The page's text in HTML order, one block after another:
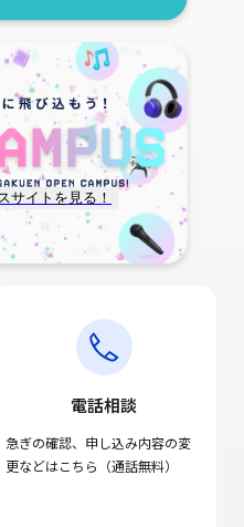
サイトを見る！
電話相談
急ぎの確認、申し込み内容の変
更などはこちら（通話無料）